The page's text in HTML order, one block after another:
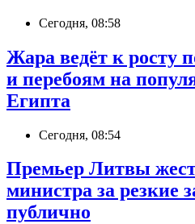
Сегодня, 08:58
Жара ведёт к росту
и перебоям на
Египта
Сегодня, 08:54
Премьер Литвы
министра за резкие
публично